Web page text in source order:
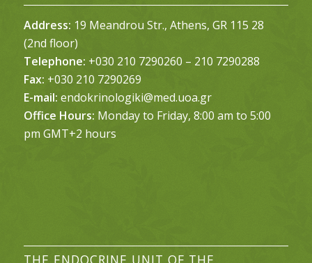
Address: 19 Meandrou Str., Athens, GR 115 28
(2nd floor)
Telephone: +030 210 7290260 – 210 7290288
Fax: +030 210 7290269
E-mail: endokrinologiki@med.uoa.gr
Office Hours: Monday to Friday, 8:00 am to 5:00
pm GMT+2 hours
THE ENDOCRINE UNIT OF THE